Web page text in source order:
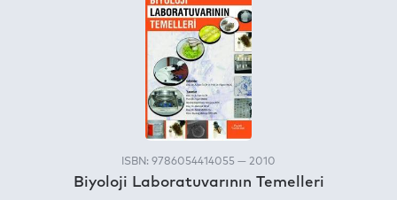
ISBN: 9786054414055 — 2010
Biyoloji Laboratuvarının Temelleri